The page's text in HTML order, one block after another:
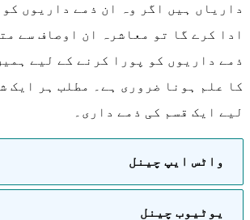
داریاں ہیں اگر وہ ان ذمے داریوں
ادا کرے گا تو معاشرہ ان اوصاف سے
ذمے داریوں کو پورا کرنے کے لیے
کا علم ہونا ضروری ہے۔ مطلب ہر ایک
لیے ایک قسم کی ذمے داری۔
واٹس ایپ چینل
یوٹیوب چینل